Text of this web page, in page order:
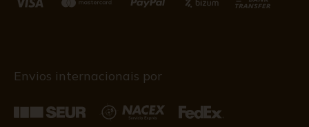
Envios internacionais por